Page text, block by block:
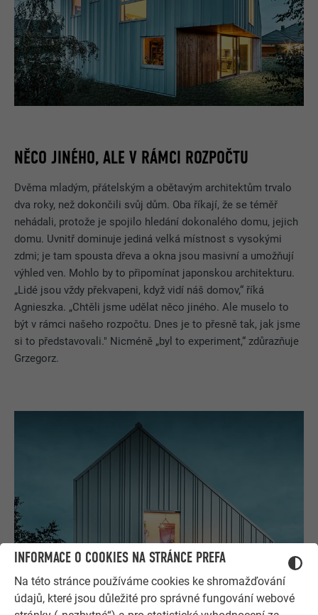
INFORMACE O COOKIES NA STRÁNCE PREFA
Na této stránce používáme cookies ke shromažďování
údajů, které jsou důležité pro správné fungování webové
NĚCO JINÉHO, ALE V RÁMCI ROZPOČTU
Dvěma mladým, přátelským a obětavým architektům trvalo
dva roky, než dokončili svůj dům. Oba říkají, že se téměř
nehádali, protože je spojilo hledání dokonalého domu, jejich
domu. Uvnitř dominuje jediná velká místnost s vysokými
zdmi; je tam spousta dřeva a okna jsou masivní a umožňují
výhled ven. Mohlo by to připomínat japonskou architekturu.
„Lidé jsou vždy překvapeni, když vidí náš domov,“ říká
Agnieszka. „Chtěli jsme udělat něco jiného. Ale muselo to
být v rámci našeho rozpočtu. Dnes je to přesně tak, jak jsme
si to představovali." Nicméně „byl to experiment,“ zdůrazňuje
Grzegorz.